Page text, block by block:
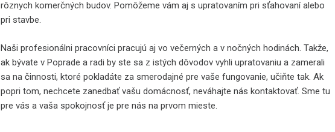
rôznych komerčných budov. Pomôžeme vám aj s upratovaním pri sťahovaní alebo
pri stavbe.
Naši profesionálni pracovníci pracujú aj vo večerných a v nočných hodinách. Takže,
ak bývate v Poprade a radi by ste sa z istých dôvodov vyhli upratovaniu a zamerali
sa na činnosti, ktoré pokladáte za smerodajné pre vaše fungovanie, učiňte tak. Ak
popri tom, nechcete zanedbať vašu domácnosť, neváhajte nás kontaktovať. Sme tu
pre vás a vaša spokojnosť je pre nás na prvom mieste.